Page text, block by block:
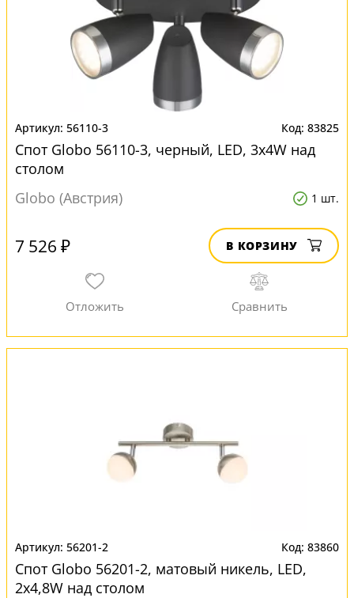
56110-3 83825
Спот Globo 56110-3, черный, LED, 3x4W над
столом
Globo (Австрия)
1 шт.
7 526 ₽ В КОРЗИНУ
56201-2 83860
Спот Globo 56201-2, матовый никель, LED,
2x4,8W над столом